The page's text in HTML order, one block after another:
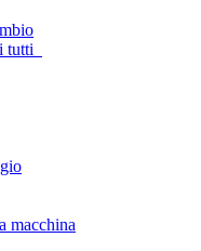
tutti
macchina